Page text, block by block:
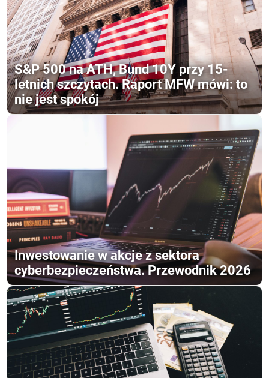
S&P 500 na ATH, Bund 10Y przy 15-
letnich szczytach. Raport MFW mówi: to
nie jest spokój
Inwestowanie w akcje z sektora
cyberbezpieczeństwa. Przewodnik 2026